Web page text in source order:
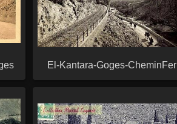
El-Kantara-Goges-CheminFer